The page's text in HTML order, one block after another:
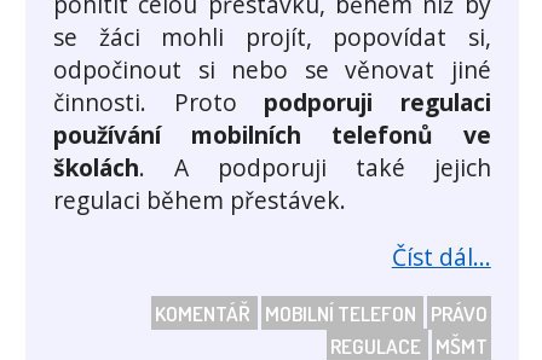
se žáci mohli projít, popovídat si,
odpočinout si nebo se věnovat jiné
činnosti. Proto podporuji regulaci
používání mobilních telefonů ve
školách. A podporuji také jejich
regulaci během přestávek.
Číst dál...
KOMENTÁŘ MOBILNÍ TELEFON
PRÁVO
REGULACE MŠMT